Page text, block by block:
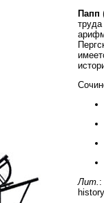
Папп
Лит. :